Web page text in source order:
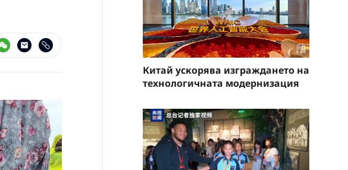
Китай ускорява изграждането на
технологичната модернизация